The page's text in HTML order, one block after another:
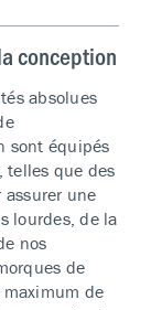
conception
absolues
sont équipés
telles que des
une
lourdes, de la
nos
de
de